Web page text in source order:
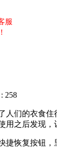
服
258
的衣食住
用之后发现
捷恢复按钮